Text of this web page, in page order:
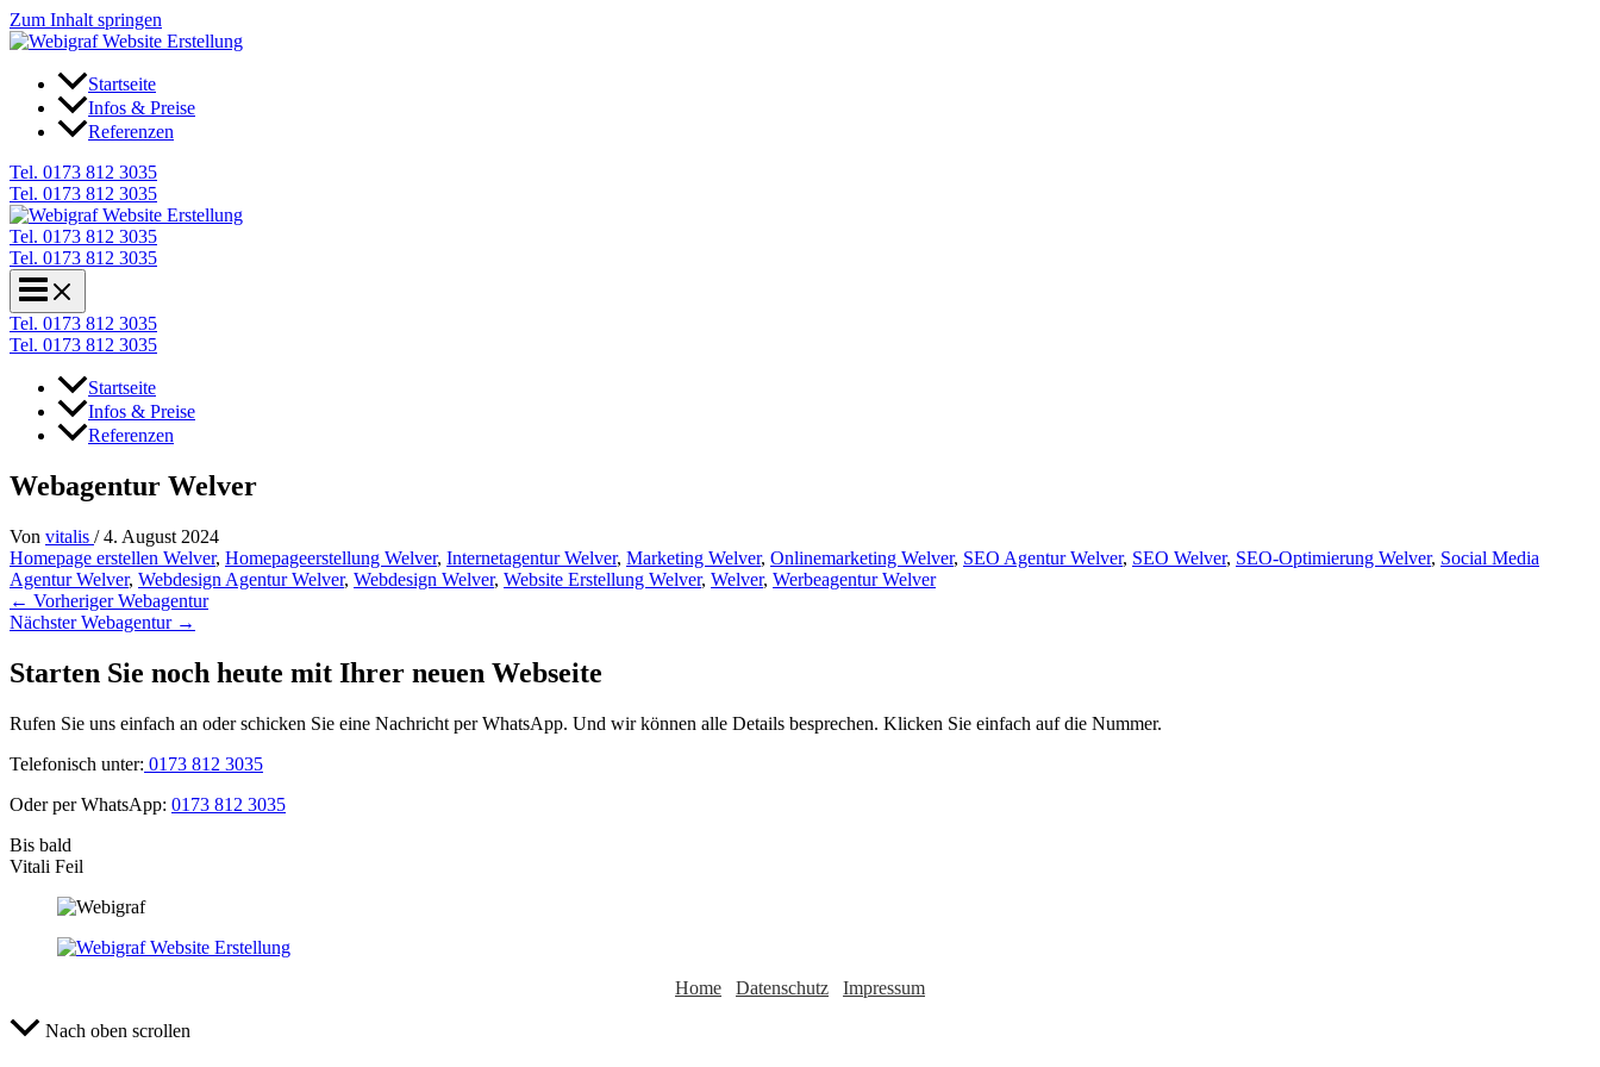
Zum Inhalt springen
Startseite
Infos & Preise
Referenzen
Tel. 0173 812 3035
Tel. 0173 812 3035
Tel. 0173 812 3035
Tel. 0173 812 3035
Tel. 0173 812 3035
Tel. 0173 812 3035
Startseite
Infos & Preise
Referenzen
Webagentur Welver
Von vitalis /4. August 2024
Homepage erstellen Welver, Homepageerstellung Welver, Internetagentur Welver, Marketing Welver, Onlinemarketing Welver, SEO Agentur Welver, SEO Welver, SEO-Optimierung Welver, Social Media
Agentur Welver, Webdesign Agentur Welver, Webdesign Welver, Website Erstellung Welver, Welver, Werbeagentur Welver
← Vorheriger Webagentur
Nächster Webagentur →
Starten Sie noch heute mit Ihrer neuen Webseite
Rufen Sie uns einfach an oder schicken Sie eine Nachricht per WhatsApp. Und wir können alle Details besprechen. Klicken Sie einfach auf die Nummer.
Telefonisch unter: 0173 812 3035
Oder per WhatsApp: 0173 812 3035
Bis bald
Vitali Feil
Home Datenschutz Impressum
Nach oben scrollen